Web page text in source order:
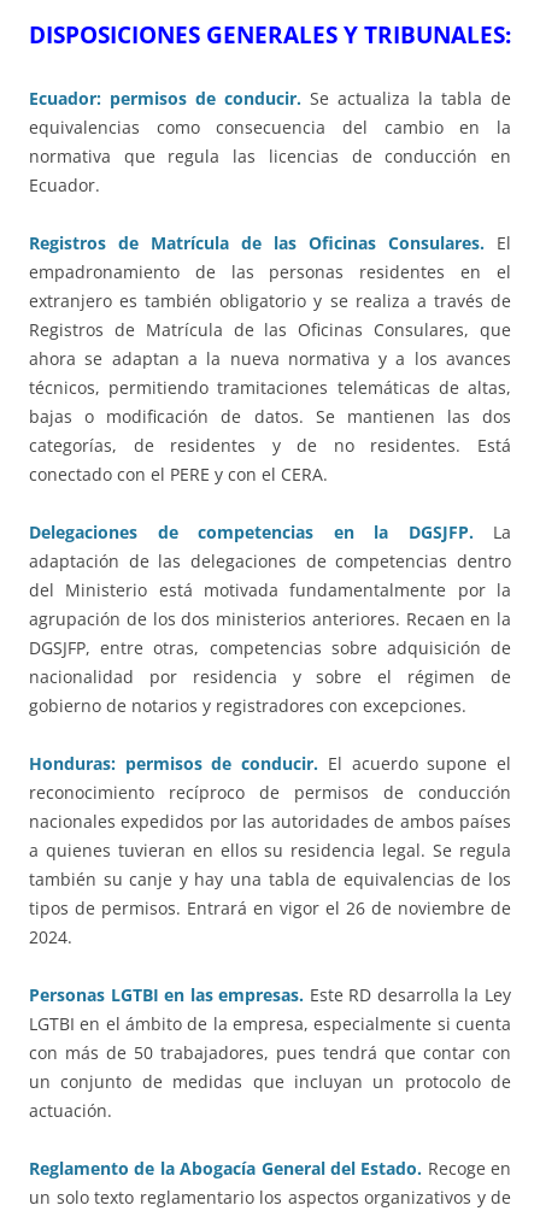
DISPOSICIONES GENERALES Y TRIBUNALES:
Ecuador: permisos de conducir. Se actualiza la tabla de
equivalencias como consecuencia del cambio en la
normativa que regula las licencias de conducción en
Ecuador.
Registros de Matrícula de las Oficinas Consulares. El
empadronamiento de las personas residentes en el
extranjero es también obligatorio y se realiza a través de
Registros de Matrícula de las Oficinas Consulares, que
ahora se adaptan a la nueva normativa y a los avances
técnicos, permitiendo tramitaciones telemáticas de altas,
bajas o modificación de datos. Se mantienen las dos
categorías, de residentes y de no residentes. Está
conectado con el PERE y con el CERA.
Delegaciones de competencias en la DGSJFP.La
adaptación de las delegaciones de competencias dentro
del Ministerio está motivada fundamentalmente por la
agrupación de los dos ministerios anteriores. Recaen en la
DGSJFP, entre otras, competencias sobre adquisición de
nacionalidad por residencia y sobre el régimen de
gobierno de notarios y registradores con excepciones.
Honduras: permisos de conducir. El acuerdo supone el
reconocimiento recíproco de permisos de conducción
nacionales expedidos por las autoridades de ambos países
a quienes tuvieran en ellos su residencia legal. Se regula
también su canje y hay una tabla de equivalencias de los
tipos de permisos. Entrará en vigor el 26 de noviembre de
2024.
Personas LGTBI en las empresas. Este RD desarrolla la Ley
LGTBI en el ámbito de la empresa, especialmente si cuenta
con más de 50 trabajadores, pues tendrá que contar con
un conjunto de medidas que incluyan un protocolo de
actuación.
Reglamento de la Abogacía General del Estado. Recoge en
un solo texto reglamentario los aspectos organizativos y de